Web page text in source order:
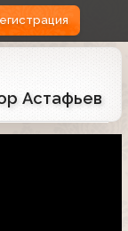
Астафьев